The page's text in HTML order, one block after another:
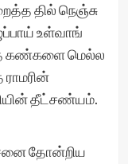
தில் நெஞ்சு
உள்வாங்
கண்களை மெல்ல
ராமரின்
தீட்சண்யம்.
தோன்றிய